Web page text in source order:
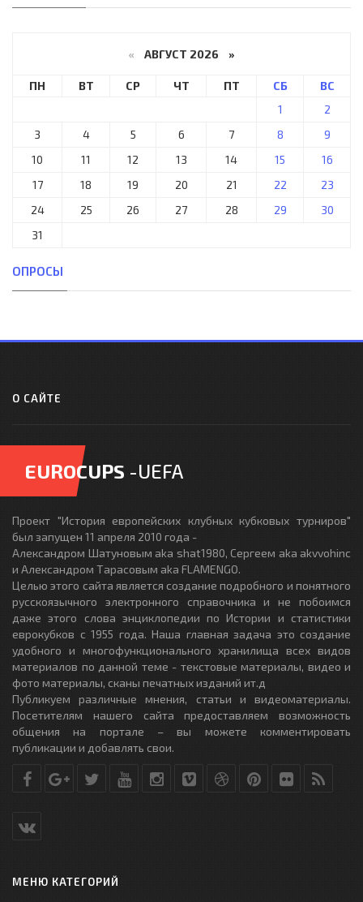
« АВГУСТ 2026 »
ПН ВТ СР ЧТ ПТ СБ
ВС
1
2
3
4 5 6 7 8
9
10
11 12 13 14 15
16
17
18 19 20 21 22
23
24
25 26 27 28 29
30
31
ОПРОСЫ
О САЙТЕ
EUROCUPS -UEFA
Проект "История европейских клубных кубковых турниров"
был запущен 11 апреля 2010 года -
Александром Шатуновым aka shat1980, Сергеем aka akvvohinc
и Александром Тарасовым aka FLAMENGO.
Целью этого сайта является создание подробного и понятного
русскоязычного электронного справочника и не побоимся
даже этого слова энциклопедии по Истории и статистики
еврокубков с 1955 года. Наша главная задача это создание
удобного и многофункционального хранилища всех видов
материалов по данной теме - текстовые материалы, видео и
фото материалы, сканы печатных изданий ит.д
Публикуем различные мнения, статьи и видеоматериалы.
Посетителям нашего сайта предоставляем возможность
общения на портале – вы можете комментировать
публикации и добавлять свои.
МЕНЮ КАТЕГОРИЙ